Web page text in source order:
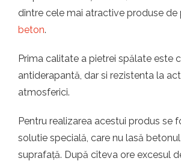
dintre cele mai atractive produse de
beton.
Prima calitate a pietrei spălate este
antiderapantă, dar si rezistenta la
atmosferici.
Pentru realizarea acestui produs se
solutie specială, care nu lasă
suprafață. După cîteva ore excesul